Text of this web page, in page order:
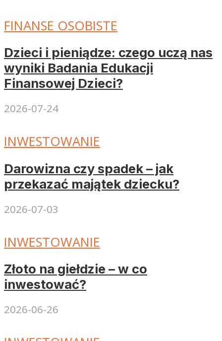
FINANSE OSOBISTE
Dzieci i pieniądze: czego uczą nas
wyniki Badania Edukacji
Finansowej Dzieci?
2026-07-24
INWESTOWANIE
Darowizna czy spadek – jak
przekazać majątek dziecku?
2026-07-03
INWESTOWANIE
Złoto na giełdzie – w co
inwestować?
2026-06-26